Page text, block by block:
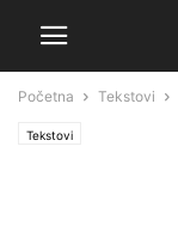
Početna Tekstovi
Tekstovi